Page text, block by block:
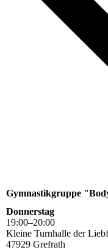
Gymnastikgruppe
Donnerstag
19:00–20:00
Kleine Turnhalle der
47929 Grefrath